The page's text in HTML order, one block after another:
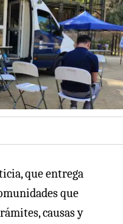
que entrega
que
causas y